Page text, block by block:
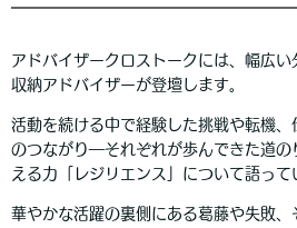
アドバイザークロストークには、幅広
収納アドバイザーが登壇します。
活動を続ける中で経験した挑戦や転機、
のつながり―それぞれが歩んできた道の
える力「レジリエンス」について語って
華やかな活躍の裏側にある葛藤や失敗